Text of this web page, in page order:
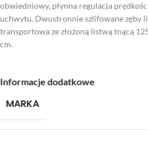
obwiedniowy, płynna regulacja
uchwytu. Dwustronnie szlifowane zęby
transportowa ze złożoną listwą tnącą
cm.
Informacje dodatkowe
MARKA